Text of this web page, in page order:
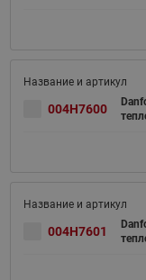
004H7600
004H7601